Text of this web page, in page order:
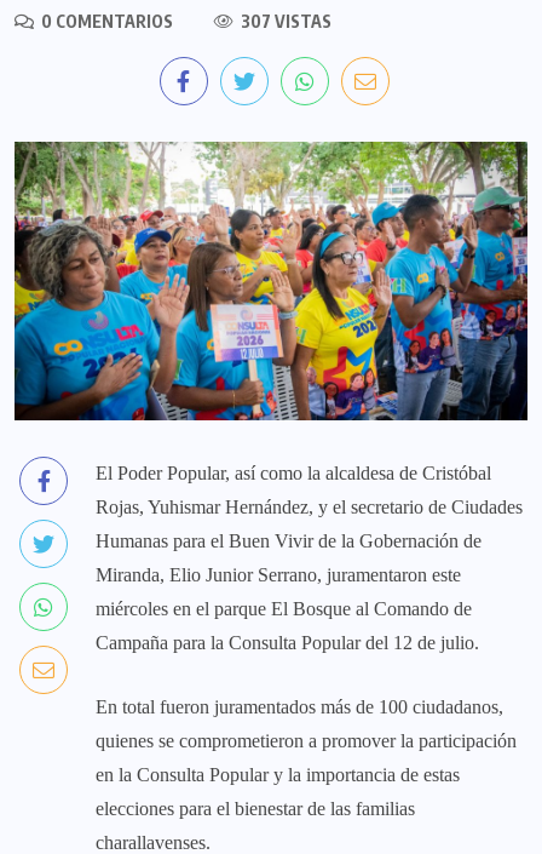
0 COMENTARIOS
307 VISTAS
El Poder Popular, así como la alcaldesa de Cristóbal
Rojas, Yuhismar Hernández, y el secretario de Ciudades
Humanas para el Buen Vivir de la Gobernación de
Miranda, Elio Junior Serrano, juramentaron este
miércoles en el parque El Bosque al Comando de
Campaña para la Consulta Popular del 12 de julio.
En total fueron juramentados más de 100 ciudadanos,
quienes se comprometieron a promover la participación
en la Consulta Popular y la importancia de estas
elecciones para el bienestar de las familias
charallavenses.